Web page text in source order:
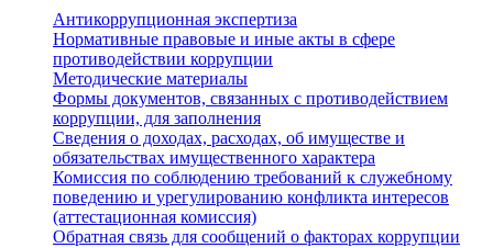
Антикоррупционная экспертиза
Нормативные правовые и иные акты в сфере
противодействии коррупции
Методические материалы
Формы документов, связанных с противодействием
коррупции, для заполнения
Сведения о доходах, расходах, об имуществе и
обязательствах имущественного характера
Комиссия по соблюдению требований к служебному
поведению и урегулированию конфликта интересов
(аттестационная комиссия)
Обратная связь для сообщений о факторах коррупции